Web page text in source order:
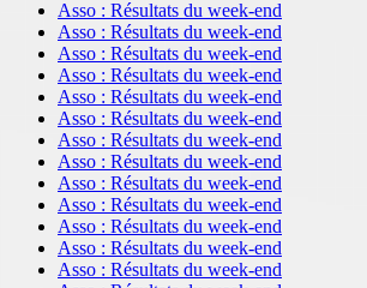
Asso : Résultats du week-end
Asso : Résultats du week-end
Asso : Résultats du week-end
Asso : Résultats du week-end
Asso : Résultats du week-end
Asso : Résultats du week-end
Asso : Résultats du week-end
Asso : Résultats du week-end
Asso : Résultats du week-end
Asso : Résultats du week-end
Asso : Résultats du week-end
Asso : Résultats du week-end
Asso : Résultats du week-end